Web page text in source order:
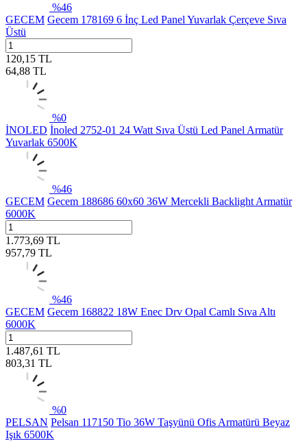
%46
GECEM Gecem 178169 6 İnç Led Panel Yuvarlak Çerçeve Sıva
Üstü
120,15 TL
64,88 TL
%0
İNOLED İnoled 2752-01 24 Watt Sıva Üstü Led Panel Armatür
Yuvarlak 6500K
%46
GECEM Gecem 188686 60x60 36W Mercekli Backlight Armatür
6000K
1.773,69 TL
957,79 TL
%46
GECEM Gecem 168822 18W Enec Drv Opal Camlı Sıva Altı
6000K
1.487,61 TL
803,31 TL
%0
PELSAN Pelsan 117150 Tio 36W Taşyünü Ofis Armatürü Beyaz
Işık 6500K